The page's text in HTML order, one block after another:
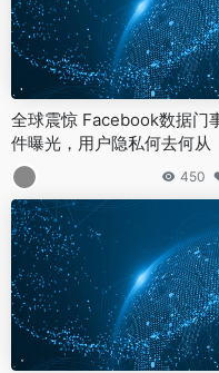
全球震惊 Facebook数据门
件曝光，用户隐私何去何从
450